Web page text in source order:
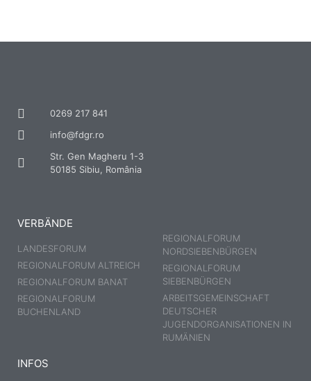
0269 217 841
info@fdgr.ro
Str. Gen Magheru 1-3
50185 Sibiu, România
VERBÄNDE
LANDESFORUM
REGIONALFORUM ALTREICH
REGIONALFORUM BANAT
REGIONALFORUM
BUCHENLAND
REGIONALFORUM
NORDSIEBENBÜRGEN
REGIONALFORUM
SIEBENBÜRGEN
ARBEITSGEMEINSCHAFT
DEUTSCHER
JUGENDORGANISATIONEN IN
RUMÄNIEN
INFOS